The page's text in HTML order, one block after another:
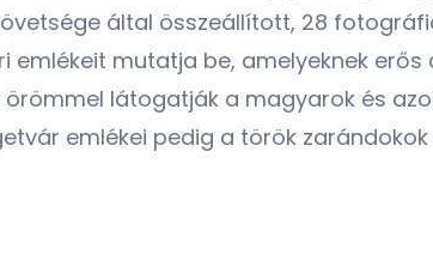
által összeállított, 28
emlékeit mutatja be, amelyeknek
látogatják a magyarok és
emlékei pedig a török